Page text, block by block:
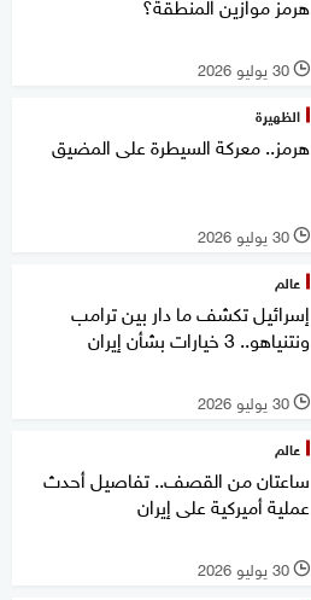
l 30 يوليو 2026
الظهيرة
هرمز.. معركة السيطرة على المضيق
l 30 يوليو 2026
عالم
إسرائيل تكشف ما دار بين ترامب
ونتنياهو.. 3 خيارات بشأن إيران
l 30 يوليو 2026
عالم
ساعتان من القصف.. تفاصيل أحدث
عملية أميركية على إيران
l 30 يوليو 2026